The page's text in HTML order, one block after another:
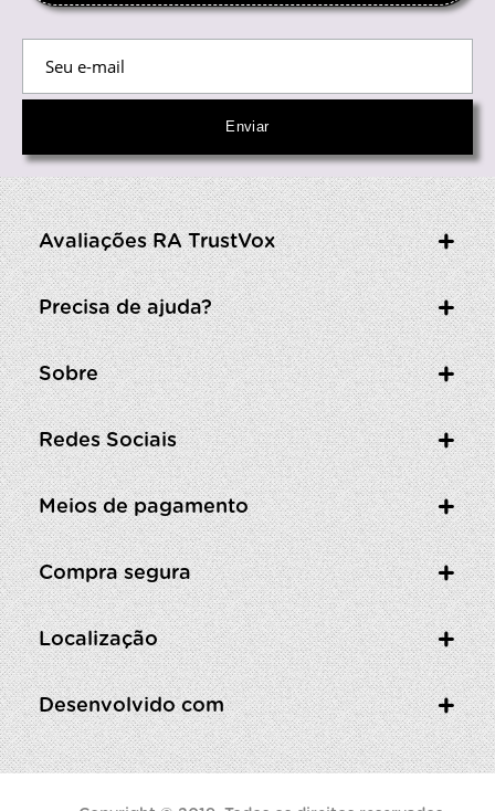
Avaliações RA TrustVox
Precisa de ajuda?
Sobre
Redes Sociais
Meios de pagamento
Compra segura
Localização
Desenvolvido com